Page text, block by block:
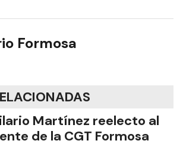
Formosa
Martínez reelecto al
de la CGT Formosa